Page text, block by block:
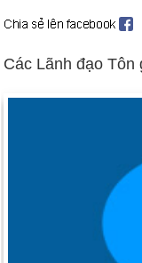
được phát hiện ở
Ngày 24-1 năm
Tòa án Tối cao,
Ngày 24-1 năm
Ridge, trở thành
Các Lãnh đạo Tôn